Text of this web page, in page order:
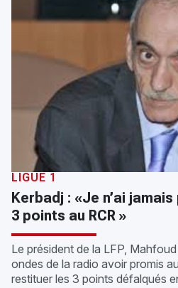
LIGUE 1
Kerbadj : «Je n’ai
3 points au RCR »
Le président de la LFP,
ondes de la radio avoir promis
restituer les 3 points défalqués